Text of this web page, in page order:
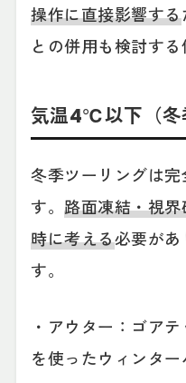
操作に直接影響する
との併用も検討する
気温4℃以下（冬
冬季ツーリングは
す。路面凍結・視
時に考える必要があ
す。
・アウター：ゴア
を使ったウィンタ